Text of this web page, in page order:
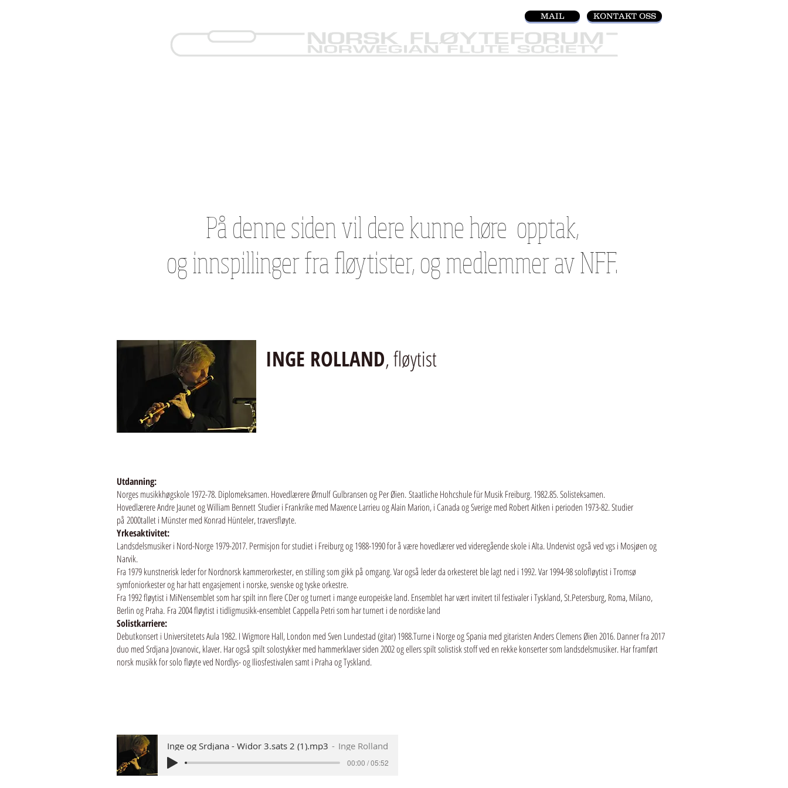
MAIL KONTAKT OSS
På denne siden vil dere kunne høre opptak,
og innspillinger fra fløytister, og medlemmer av NFF.
INGE ROLLAND, fløytist
Utdanning:
Norges musikkhøgskole 1972-78. Diplomeksamen. Hovedlærere Ørnulf Gulbransen og Per Øien.Staatliche Hohcshule für Musik Freiburg. 1982.85. Solisteksamen.
Hovedlærere Andre Jaunet og William BennettStudier i Frankrike med Maxence Larrieu og Alain Marion, i Canada og Sverige med Robert Aitken i perioden 1973-82. Studier
på 2000tallet i Münster med Konrad Hünteler, traversfløyte.
Yrkesaktivitet:
Landsdelsmusiker i Nord-Norge 1979-2017. Permisjon for studiet i Freiburg og 1988-1990 for å være hovedlærer ved videregående skole i Alta. Undervist også ved vgs i Mosjøen og
Narvik.
Fra 1979 kunstnerisk leder for Nordnorsk kammerorkester, en stilling som gikk på omgang. Var også leder da orkesteret ble lagt ned i 1992. Var 1994-98 solofløytist i Tromsø
symfoniorkester og har hatt engasjement i norske, svenske og tyske orkestre.
Fra 1992 fløytist i MiNensemblet som har spilt inn flere CDer og turnert i mange europeiske land. Ensemblet har vært invitert til festivaler i Tyskland, St.Petersburg, Roma, Milano,
Berlin og Praha. Fra 2004 fløytist i tidligmusikk-ensemblet Cappella Petri som har turnert i de nordiske land
Solistkarriere:
Debutkonsert i Universitetets Aula 1982. I Wigmore Hall, London med Sven Lundestad (gitar) 1988.Turne i Norge og Spania med gitaristen Anders Clemens Øien 2016. Danner fra 2017
duo med Srdjana Jovanovic, klaver. Har også spilt solostykker med hammerklaver siden 2002 og ellers spilt solistisk stoff ved en rekke konserter som landsdelsmusiker. Har framført
norsk musikk for solo fløyte ved Nordlys- og Iliosfestivalen samt i Praha og Tyskland.
Inge og Srdjana - Widor 3.sats 2 (1).mp3 Inge Rolland
00:00 / 05:52